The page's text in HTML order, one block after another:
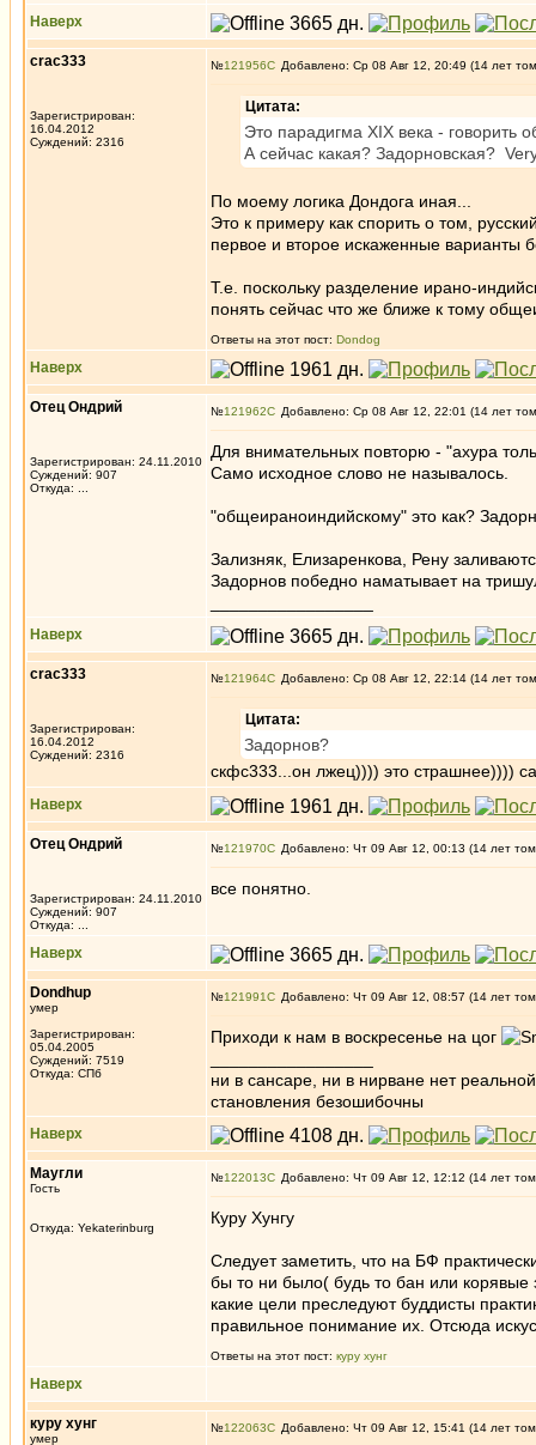
Наверх
crac333
Зарегистрирован:
16.04.2012
Суждений: 2316
№121956 Добавлено: Ср 08 Авг 12, 20:49 (14 лет
Цитата:
Это парадигма XIX века - говорить
А сейчас какая? Задорновская?
По моему логика Дондога иная...
Это к примеру как спорить о том,
первое и второе искаженные варианты
Т.е. поскольку разделение ирано-
понять сейчас что же ближе к тому
Ответы на этот пост: Dondog
Наверх
Отец Ондрий
Зарегистрирован: 24.11.2010
Суждений: 907
Откуда: ...
№121962 Добавлено: Ср 08 Авг 12, 22:01 (14 лет
Для внимательных повторю - "ахура
Само исходное слово не называлось.
"общеираноиндийскому" это как?
Зализняк, Елизаренкова, Рену
Задорнов победно наматывает на
Наверх
crac333
Зарегистрирован:
16.04.2012
Суждений: 2316
№121964 Добавлено: Ср 08 Авг 12, 22:14 (14 лет
Цитата:
Задорнов?
скфс333...он лжец)))) это страшнее))))
Наверх
Отец Ондрий
Зарегистрирован: 24.11.2010
Суждений: 907
Откуда: ...
№121970 Добавлено: Чт 09 Авг 12, 00:13 (14 лет
все понятно.
Наверх
Dondhup
умер
Зарегистрирован:
05.04.2005
Суждений: 7519
Откуда: СПб
№121991 Добавлено: Чт 09 Авг 12, 08:57 (14 лет
Приходи к нам в воскресенье на цог
ни в сансаре, ни в нирване нет
становления безошибочны
Наверх
Маугли
Гость
Откуда: Yekaterinburg
№122013 Добавлено: Чт 09 Авг 12, 12:12 (14 лет
Куру Хунгу
Следует заметить, что на БФ
бы то ни было( будь то бан или корявые
какие цели преследуют буддисты
правильное понимание их. Отсюда
Ответы на этот пост: куру хунг
Наверх
куру хунг
умер
№122063 Добавлено: Чт 09 Авг 12, 15:41 (14 лет